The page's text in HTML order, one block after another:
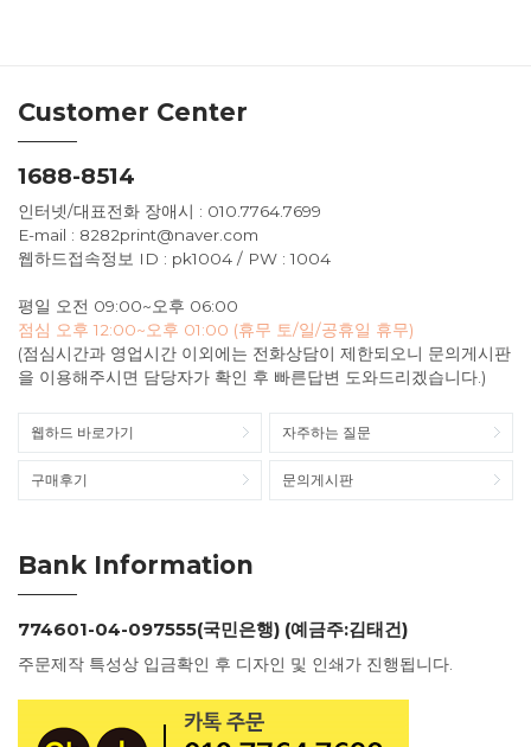
Customer Center
1688-8514
인터넷/대표전화 장애시 : 010.7764.7699
E-mail : 8282print@naver.com
웹하드접속정보 ID : pk1004 / PW : 1004
평일 오전 09:00~오후 06:00
점심 오후 12:00~오후 01:00 (휴무 토/일/공휴일 휴무)
(점심시간과 영업시간 이외에는 전화상담이 제한되오니 문의게시판
을 이용해주시면 담당자가 확인 후 빠른답변 도와드리겠습니다.)
웹하드 바로가기 자주하는 질문
구매후기 문의게시판
Bank Information
774601-04-097555(국민은행) (예금주:김태건)
주문제작 특성상 입금확인 후 디자인 및 인쇄가 진행됩니다.